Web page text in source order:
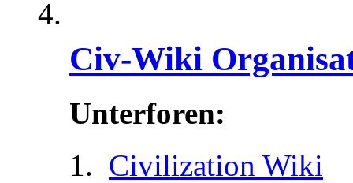
Civ-Wiki
Unterforen:
Civilization Wiki